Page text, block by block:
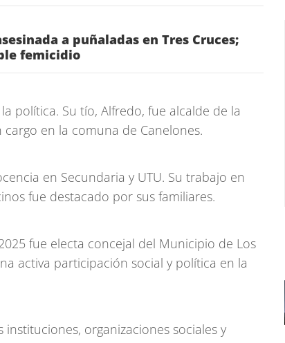
a puñaladas en Tres Cruces;
femicidio
política. Su tío, Alfredo, fue alcalde de la
en la comuna de Canelones.
en Secundaria y UTU. Su trabajo en
fue destacado por sus familiares.
fue electa concejal del Municipio de Los
activa participación social y política en la
organizaciones sociales y